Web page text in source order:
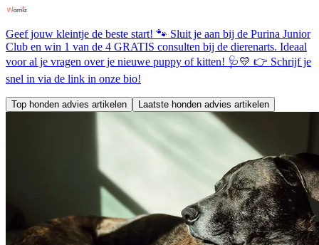
Geef jouw kleintje de beste start! 🐾 Sluit je aan bij de Purina Junior
Club en win 1 van de 4 GRATIS consulten bij de dierenarts. Ideaal
voor al je vragen over je nieuwe puppy of kitten! 🩺💛 👉 Schrijf je
snel in via de link in onze bio!
Top honden advies artikelen Laatste honden advies artikelen